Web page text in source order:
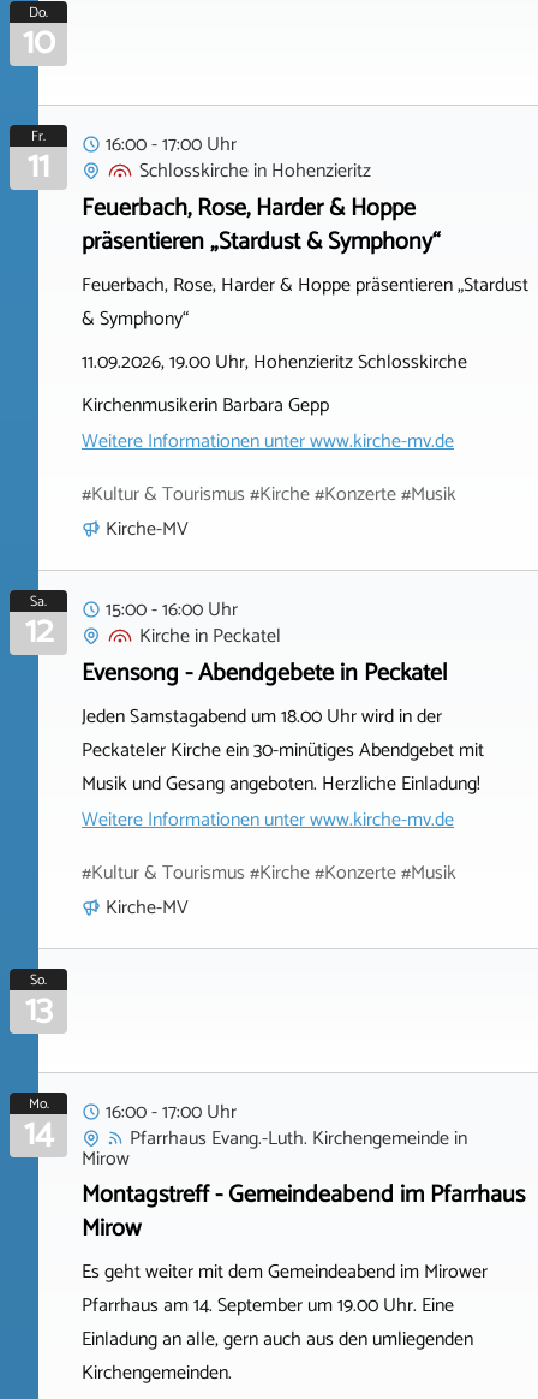
Do.
10
Fr.
11
16:00 - 17:00 Uhr
SchlosskircheinHohenzieritz
Feuerbach, Rose, Harder & Hoppe
präsentieren „Stardust & Symphony“
Feuerbach, Rose, Harder & Hoppe präsentieren „Stardust
& Symphony“
11.09.2026, 19.00 Uhr, Hohenzieritz Schlosskirche
Kirchenmusikerin Barbara Gepp
Weitere Informationen unterwww.kirche-mv.de
#Kultur & Tourismus #Kirche #Konzerte #Musik
Kirche-MV
Sa.
12
15:00 - 16:00 Uhr
KircheinPeckatel
Evensong - Abendgebete in Peckatel
Jeden Samstagabend um 18.00 Uhr wird in der
Peckateler Kirche ein 30-minütiges Abendgebet mit
Musik und Gesang angeboten. Herzliche Einladung!
Weitere Informationen unterwww.kirche-mv.de
#Kultur & Tourismus #Kirche #Konzerte #Musik
Kirche-MV
So.
13
Mo.
14
16:00 - 17:00 Uhr
Pfarrhaus Evang.-Luth. Kirchengemeindein
Mirow
Montagstreff - Gemeindeabend im Pfarrhaus
Mirow
Es geht weiter mit dem Gemeindeabend im Mirower
Pfarrhaus am 14. September um 19.00 Uhr. Eine
Einladung an alle, gern auch aus den umliegenden
Kirchengemeinden.